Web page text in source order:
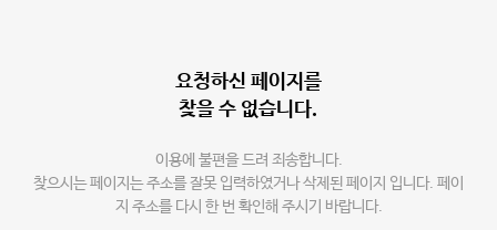
요청하신 페이지를
찾을 수 없습니다.
이용에 불편을 드려 죄송합니다.
찾으시는 페이지는 주소를 잘못 입력하였거나 삭제된 페이지 입니다. 페이
지 주소를 다시 한 번 확인해 주시기 바랍니다.